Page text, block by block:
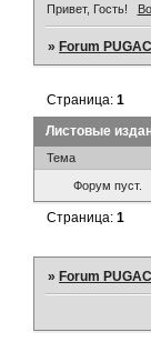
Привет, Гость!
»Forum
Листовые
Страница:1
Тема
Форум пуст.
Страница:1
»Forum